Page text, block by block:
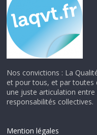
Nos convictions : La
et pour tous, et par toutes
une juste articulation
responsabilités collectives.
Mention légales